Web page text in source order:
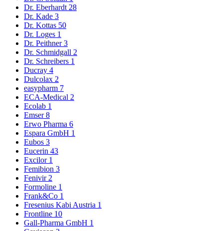
Dr. Eberhardt 28
Dr. Kade 3
Dr. Kottas 50
Dr. Loges 1
Dr. Peithner3
Dr. Schmidgall 2
Dr. Schreibers 1
Ducray 4
Dulcolax 2
easypharm 7
ECA-Medical 2
Ecolab 1
Emser8
Erwo Pharma 6
Espara GmbH 1
Eubos 3
Eucerin 43
Excilor 1
Femibion 3
Fenivir 2
Formoline 1
Frank&Co 1
Fresenius Kabi Austria 1
Frontline 10
Gall-Pharma GmbH 1